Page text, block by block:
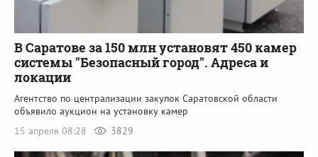
В Саратове за 150 млн установят 450 камер
системы "Безопасный город". Адреса и
локации
Агентство по централизации закупок Саратовской области
объявило аукцион на установку камер
15 апреля 08:28
3829